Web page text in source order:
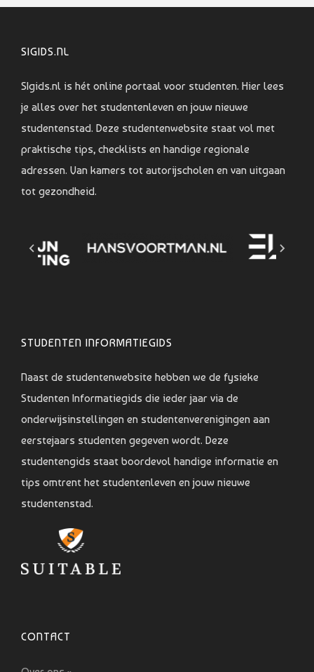
SIGIDS.NL
SIgids.nl is hét online portaal voor studenten. Hier lees
je alles over het studentenleven en jouw nieuwe
studentenstad. Deze studentenwebsite staat vol met
praktische tips, checklists en handige regionale
adressen. Van kamers tot autorijscholen en van uitgaan
tot gezondheid.
STUDENTEN INFORMATIEGIDS
Naast de studentenwebsite hebben we de fysieke
Studenten Informatiegids die ieder jaar via de
onderwijsinstellingen en studentenverenigingen aan
eerstejaars studenten gegeven wordt. Deze
studentengids staat boordevol handige informatie en
tips omtrent het studentenleven en jouw nieuwe
studentenstad.
CONTACT